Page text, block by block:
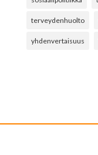
terveydenhuolto
yhdenvertaisuus